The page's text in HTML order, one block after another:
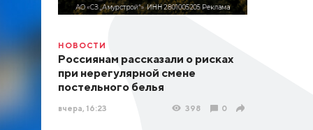
НОВОСТИ
Россиянам рассказали о рисках
при нерегулярной смене
постельного белья
вчера, 16:23 398 0